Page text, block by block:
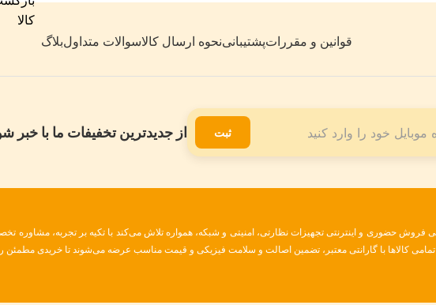
قوانین و مقرراتپشتیبانینحوه ارسال کالاسوالات متداولبلاگ
از جدیدترین تخفیفات ما با خبر ثبت
فروش حضوری و اینترنتی تجهیزات نظارتی، امنیتی و شبکه، همواره تلاش می‌کند با تکیه بر تجربه، مشاوره
تمامی کالاها با گارانتی معتبر، تضمین اصالت و سلامت فیزیکی و قیمت مناسب عرضه می‌شوند تا خریدی مطمئن